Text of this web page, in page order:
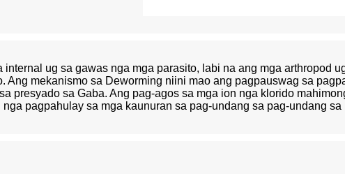
ug sa gawas nga mga parasito, labi na ang mga arthropod
Ang mekanismo sa Deworming niini mao ang pagpauswag sa
presyado sa Gaba. Ang pag-agos sa mga ion nga klorido
pagpahulay sa mga kaunuran sa pag-undang sa pag-undang sa